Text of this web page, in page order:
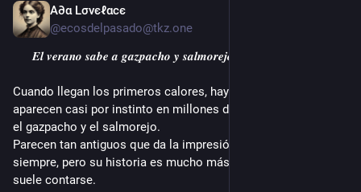
A∂α Lσνєℓαcє
@ecosdelpasado@tkz.one
𝑬𝒍 𝒗𝒆𝒓𝒂𝒏𝒐 𝒔𝒂𝒃𝒆 𝒂 𝒈𝒂𝒛𝒑𝒂𝒄𝒉𝒐 𝒚 𝒔𝒂𝒍𝒎𝒐𝒓𝒆𝒋𝒐
Cuando llegan los primeros calores, hay dos platos que
aparecen casi por instinto en millones de mesas españolas:
el gazpacho y el salmorejo.
Parecen tan antiguos que da la impresión de que han existido
siempre, pero su historia es mucho más curiosa de lo que
suele contarse.